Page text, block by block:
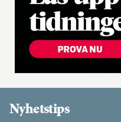
Nyhetstips